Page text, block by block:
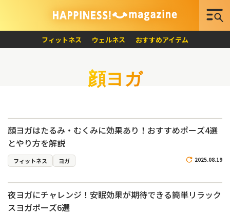
フィットネス ウェルネス おすすめアイテム
顔ヨガ
顔ヨガはたるみ・むくみに効果あり！おすすめポーズ4選
とやり方を解説
フィットネス ヨガ 2025.08.19
夜ヨガにチャレンジ！安眠効果が期待できる簡単リラック
スヨガポーズ6選